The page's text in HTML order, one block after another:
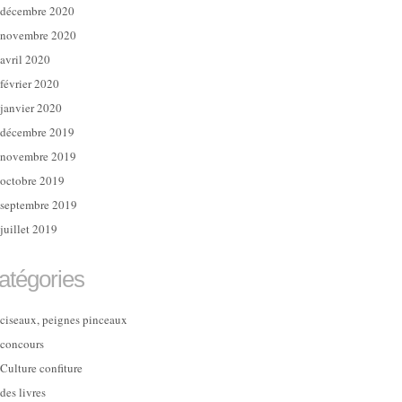
décembre 2020
novembre 2020
avril 2020
février 2020
janvier 2020
décembre 2019
novembre 2019
octobre 2019
septembre 2019
juillet 2019
ciseaux, peignes pinceaux
concours
Culture confiture
des livres